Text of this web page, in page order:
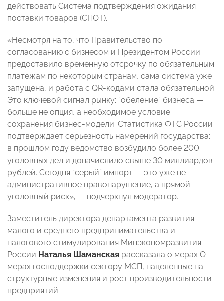
действовать Система подтверждения ожидания
поставки товаров (СПОТ).
«Несмотря на то, что Правительство по
согласованию с бизнесом и Президентом России
предоставило временную отсрочку по обязательным
платежам по некоторым странам, сама система уже
запущена, и работа с QR-кодами стала обязательной.
Это ключевой сигнал рынку: “обеление” бизнеса —
больше не опция, а необходимое условие
сохранения бизнес-модели. Статистика ФТС России
подтверждает серьезность намерений государства:
в прошлом году ведомство возбудило более 200
уголовных дел и доначислило свыше 30 миллиардов
рублей. Сегодня “серый” импорт — это уже не
административное правонарушение, а прямой
уголовный риск», — подчеркнул модератор.
Заместитель директора департамента развития
малого и среднего предпринимательства и
налогового стимулирования Минэкономразвития
России Наталья Шаманская рассказала о мерах О
мерах господдержки сектору МСП, нацеленные на
структурные изменения и рост производительности
предприятий.